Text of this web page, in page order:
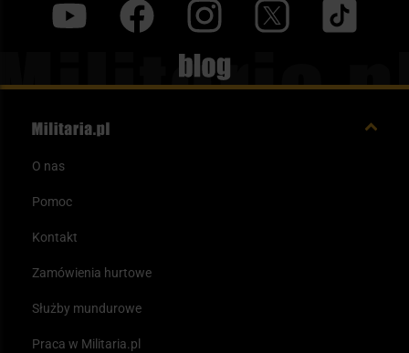
Blog
O nas
Pomoc
Kontakt
Zamówienia hurtowe
Służby mundurowe
Praca w Militaria.pl